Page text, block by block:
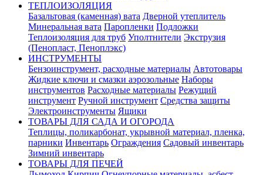
ТЕПЛОИЗОЛЯЦИЯ
Базальтовая (каменная) вата Дверной утеплитель
Минеральная вата Паропленки Подложки
Теплоизоляция для труб Уполтнители Экструзия
(Пенопласт, Пеноплэкс)
ИНСТРУМЕНТЫ
Бензоинструмент, расходные материалы Автотовары
Жидкие ключи и смазки аэрозольные Наборы
инструментов Расходные материалы Режущий
инструмент Ручной инструмент Средства защиты
Электроинструменты Ящики
ТОВАРЫ ДЛЯ САДА И ОГОРОДА
Теплицы, поликарбонат, укрывной материал, пленка,
парники Инвентарь Ограждения Садовый инвентарь
Зимний инвентарь
ТОВАРЫ ДЛЯ ПЕЧЕЙ